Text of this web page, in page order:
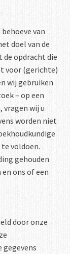
van
doel van de
opdracht die
voor (gerichte)
wij gebruiken
– op een
wij u
worden niet
voldoen.
gehouden
ons of een
door onze
gegevens